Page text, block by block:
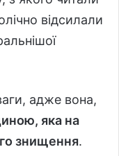
відсилали
адже вона,
яка на
знищення.